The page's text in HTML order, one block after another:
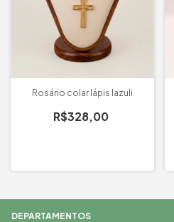
Rosário colar lápis lazuli
R$328,00
DEPARTAMENTOS